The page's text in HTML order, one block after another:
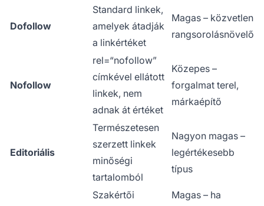
Dofollow
Standard linkek,
amelyek átadják
a linkértéket
Magas – közvetlen
rangsorolásnövelő
Nofollow
rel=“nofollow”
címkével ellátott
linkek, nem
adnak át értéket
Közepes –
forgalmat terel,
márkaépítő
Editoriális
Természetesen
szerzett linkek
minőségi
tartalomból
Nagyon magas –
legértékesebb
típus
Szakértői
Magas – ha